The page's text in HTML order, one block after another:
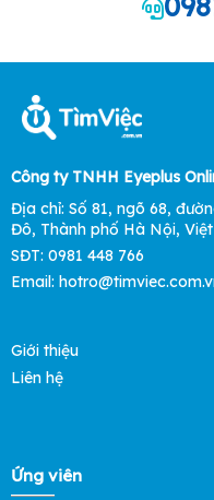
Công ty TNHH Eyeplus
Địa chỉ: Số 81, ngõ 68,
Đô, Thành phố Hà Nội,
SĐT: 0981 448 766
Email:
Giới thiệu
Liên hệ
Ứng viên